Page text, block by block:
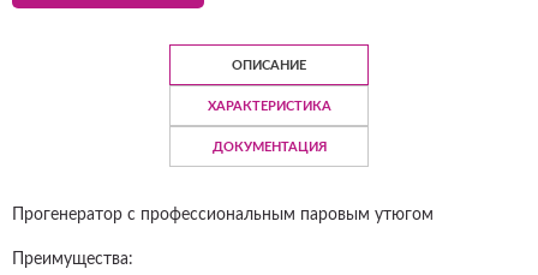
ОПИСАНИЕ
ХАРАКТЕРИСТИКА
ДОКУМЕНТАЦИЯ
Прогенератор с профессиональным паровым утюгом
Преимущества: